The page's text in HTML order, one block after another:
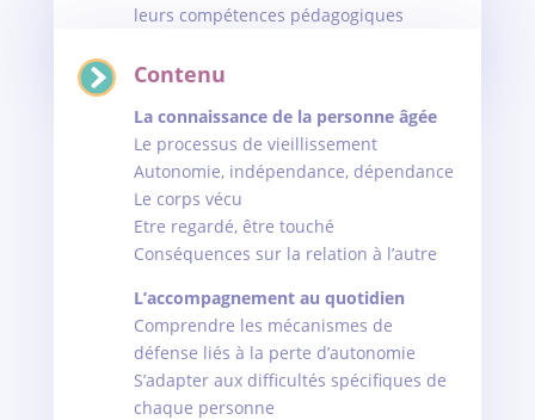
leurs compétences pédagogiques
Contenu
La connaissance de la personne âgée
Le processus de vieillissement
Autonomie, indépendance, dépendance
Le corps vécu
Etre regardé, être touché
Conséquences sur la relation à l’autre
L’accompagnement au quotidien
Comprendre les mécanismes de
défense liés à la perte d’autonomie
S’adapter aux difficultés spécifiques de
chaque personne